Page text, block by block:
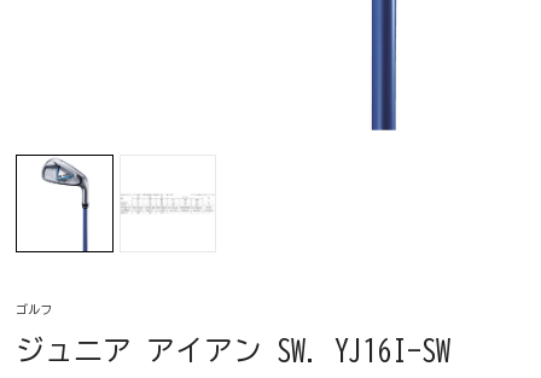
ゴルフ
ジュニア アイアン SW. YJ16I-SW